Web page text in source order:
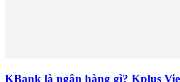
KBank là ngân hàng gì? Kplus